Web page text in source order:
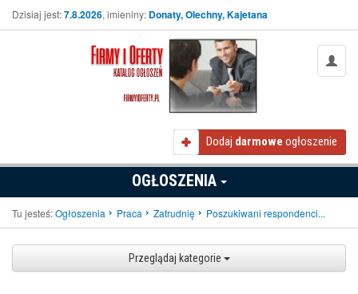
Dzisiaj jest:7.8.2026, imieniny: Donaty, Olechny, Kajetana
Dodaj darmowe ogłoszenie
OGŁOSZENIA
Tu jesteś:Ogłoszenia Praca Zatrudnię Poszukiwani respondenci...
Przeglądaj kategorie